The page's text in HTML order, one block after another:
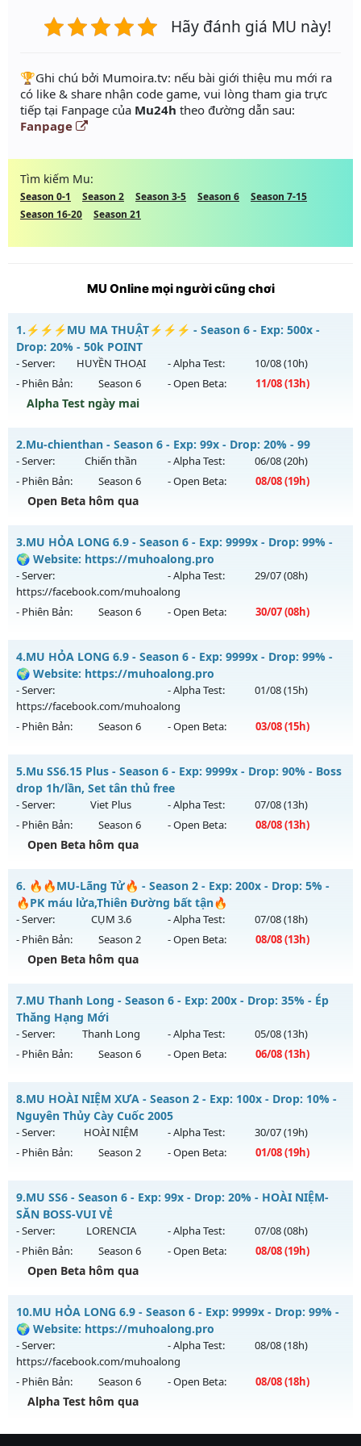
Hãy đánh giá MU này!
️🏆Ghi chú bởi Mumoira.tv: nếu bài giới thiệu mu mới ra
có like & share nhận code game, vui lòng tham gia trực
tiếp tại Fanpage của Mu24h theo đường dẫn sau:
Fanpage
Tìm kiếm Mu:
Season 0-1 Season 2 Season 3-5 Season 6
Season 7-15
Season 16-20
Season 21
MU Online mọi người cũng chơi
1. ⚡⚡⚡MU MA THUẬT⚡⚡⚡ - Season 6 - Exp: 500x -
Drop: 20% - 50k POINT
- Server: HUYỀN THOẠI - Alpha Test: 10/08(10h)
- Phiên Bản:
Season 6 - Open Beta: 11/08(13h)
Alpha Test ngày mai
⚡⚡⚡MU MA THUẬT⚡⚡⚡ - 50k POINT
Mu mới ra tháng 08 2026 - Mở máy chủ
HUYỀN THOẠI
13h ngày 11/08/2626
Exp: 500x - Drop: 20%
Thể loại: Mu Nguyên bản Webzen
Antihack: SHARK
2.Mu-chienthan - Season 6 - Exp: 99x - Drop: 20% - 99
- Server: Chiến thần - Alpha Test: 06/08(20h)
- Phiên Bản:
Season 6 - Open Beta: 08/08(19h)
Open Beta hôm qua
Mu-chienthan - 99
Mu mới ra tháng 08 2026 - Mở máy chủ
ngày 08/08/2626
Exp: 99x - Drop: 20%
Thể loại: Mu Nguyên bản Webzen
Antihack: Anti 8x
3.MU HỎA LONG 6.9 - Season 6 - Exp: 9999x - Drop: 99% -
🌍 Website: https://muhoalong.pro
- Server:
https://facebook.com/muhoalong
- Alpha Test: 29/07(08h)
- Phiên Bản: Season 6 - Open Beta: 30/07(08h)
MU HỎA LONG 6.9 - 🌍 Website: https://muhoalong.pro
Mu mới ra tháng 07 2026 - Mở máy chủ
https://facebook.com/muhoalongvào 08h ngày
30/07/2626
Exp: 9999x - Drop: 99%
Thể loại: Mu Nguyên bản Webzen
Antihack: Xshiel
4.MU HỎA LONG 6.9 - Season 6 - Exp: 9999x - Drop: 99% -
🌍 Website: https://muhoalong.pro
- Server:
https://facebook.com/muhoalong
- Alpha Test: 01/08(15h)
- Phiên Bản: Season 6 - Open Beta: 03/08(15h)
MU HỎA LONG 6.9 - 🌍 Website: https://muhoalong.pro
Mu mới ra tháng 08 2026 - Mở máy chủ
https://facebook.com/muhoalongvào 15h ngày
03/08/2626
Exp: 9999x - Drop: 99%
Thể loại: Mu Nguyên bản Webzen
Antihack: XShield
5.Mu SS6.15 Plus - Season 6 - Exp: 9999x - Drop: 90% - Boss
drop 1h/lần, Set tân thủ free
- Server: Viet Plus - Alpha Test: 07/08(13h)
- Phiên Bản:
Season 6 - Open Beta: 08/08(13h)
Open Beta hôm qua
Mu SS6.15 Plus - Boss drop 1h/lần, Set tân thủ free
Mu mới ra tháng 08 2026 - Mở máy chủ
ngày 08/08/2626
Exp: 9999x - Drop: 90%
Kiểu reset: Reset In Game
Antihack: Phoenix chống hack mới
6. 🔥🔥MU-Lãng Tử🔥 - Season 2 - Exp: 200x - Drop: 5% -
🔥PK máu lửa,Thiên Đường bất tận🔥
- Server: CỤM 3.6 - Alpha Test: 07/08(18h)
- Phiên Bản:
Season 2 - Open Beta: 08/08(13h)
Open Beta hôm qua
🔥🔥MU-Lãng Tử🔥 - 🔥PK máu lửa,Thiên Đường bất tận🔥
Mu mới ra tháng 08 2026 - Mở máy chủ
ngày 08/08/2626
Exp: 200x - Drop: 5%
Thể loại: Mu Nguyên bản Webzen
Antihack: Sharkguard
7.MU Thanh Long - Season 6 - Exp: 200x - Drop: 35% - Ép
Thăng Hạng Mới
- Server: Thanh Long - Alpha Test: 05/08(13h)
- Phiên Bản:
Season 6 - Open Beta: 06/08(13h)
MU Thanh Long - Ép Thăng Hạng Mới
Mu mới ra tháng 08 2026 - Mở máy chủ
13h ngày 06/08/2626
Exp: 200x - Drop: 35%
Thể loại: Mu Custom thêm đồ mới
Antihack: CheatGuard
8.MU HOÀI NIỆM XƯA - Season 2 - Exp: 100x - Drop: 10% -
Nguyên Thủy Cày Cuốc 2005
- Server: HOÀI NIỆM - Alpha Test: 30/07(19h)
- Phiên Bản:
Season 2 - Open Beta: 01/08(19h)
MU HOÀI NIỆM XƯA - Nguyên Thủy Cày Cuốc 2005
Mu mới ra tháng 08 2026 - Mở máy chủ
ngày 01/08/2626
Exp: 100x - Drop: 10%
Kiểu reset: Reset In Game
Thể loại: Mu Nguyên bản Webzen
Antihack: Phiên bản mới nhất
9.MU SS6 - Season 6 - Exp: 99x - Drop: 20% - HOÀI NIỆM-
SĂN BOSS-VUI VẺ
- Server: LORENCIA - Alpha Test: 07/08(08h)
- Phiên Bản:
Season 6 - Open Beta: 08/08(19h)
Open Beta hôm qua
MU SS6 - HOÀI NIỆM-SĂN BOSS-VUI VẺ
Mu mới ra tháng 08 2026 - Mở máy chủ
ngày 08/08/2626
Exp: 99x - Drop: 20%
Kiểu reset: Non Reset
10.MU HỎA LONG 6.9 - Season 6 - Exp: 9999x - Drop: 99% -
🌍 Website: https://muhoalong.pro
- Server:
https://facebook.com/muhoalong
- Alpha Test: 08/08(18h)
- Phiên Bản: Season 6 - Open Beta: 08/08(18h)
Alpha Test hôm qua
MU HỎA LONG 6.9 - 🌍 Website: https://muhoalong.pro